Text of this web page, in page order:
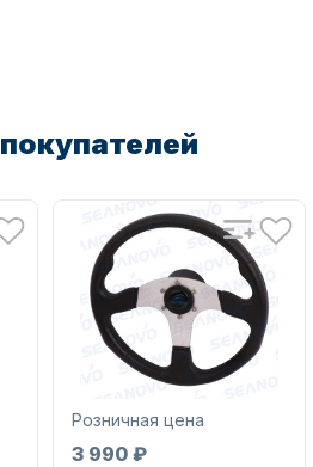
для
Розничная цена
3 990 ₽